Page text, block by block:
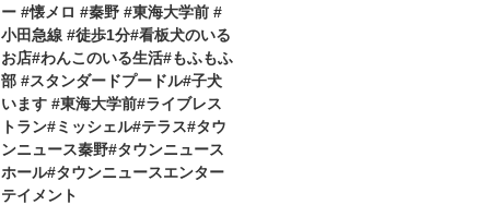
ー #懐メロ #秦野 #東海大学前 #
小田急線 #徒歩1分#看板犬のいる
お店#わんこのいる生活#もふもふ
部 #スタンダードプードル#子犬
います #東海大学前#ライブレス
トラン#ミッシェル#テラス#タウ
ンニュース秦野#タウンニュース
ホール#タウンニュースエンター
テイメント